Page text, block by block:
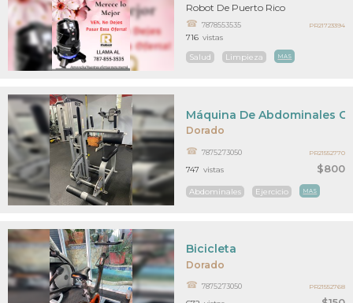
Robot De Puerto Rico
7878553535
Salud Limpieza MAS
716 vistas
PR21723394
Dorado
$800
Máquina De Abdominales
7875273050
Abdominales Ejercicio MAS
747 vistas
PR21552770
Dorado
Bicicleta
7875273050 PR21552768